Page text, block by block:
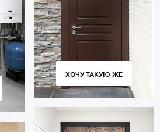
ХОЧУ ТАКУЮ ЖЕ